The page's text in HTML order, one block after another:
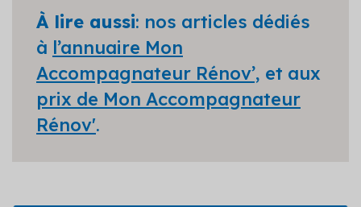
À lire aussi: nos articles dédiés
à l’annuaire Mon
Accompagnateur Rénov’, et aux
prix de Mon Accompagnateur
Rénov'.